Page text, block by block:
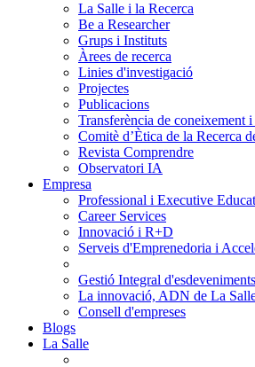
La Salle i la Recerca
Be a Researcher
Grups i Instituts
Àrees de recerca
Linies d'investigació
Projectes
Publicacions
Transferència de coneixement
Comitè d’Ètica de la Recerca
Revista Comprendre
Observatori IA
Empresa
Professional i Executive
Career Services
Innovació i R+D
Serveis d'Emprenedoria i
Gestió Integral d'esdeveniments
La innovació, ADN de La
Consell d'empreses
Blogs
La Salle